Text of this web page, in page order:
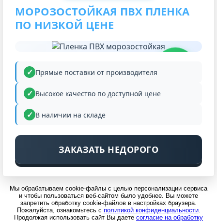
МОРОЗОСТОЙКАЯ ПВХ ПЛЕНКА
ПО НИЗКОЙ ЦЕНЕ
Прямые поставки от производителя
Высокое качество по доступной цене
В наличии на складе
ЗАКАЗАТЬ НЕДОРОГО
Мы обрабатываем cookie-файлы с целью персонализации сервиса
и чтобы пользоваться веб-сайтом было удобнее. Вы можете
запретить обработку cookie-файлов в настройках браузера.
Пожалуйста, ознакомьтесь с политикой конфиденциальности.
Продолжая использовать сайт Вы даете согласие на обработку